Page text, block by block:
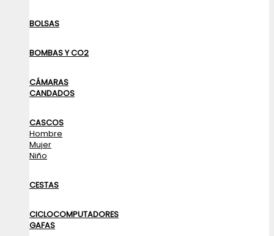
BOLSAS
BOMBAS Y CO2
CÁMARAS
CANDADOS
CASCOS
Hombre
Mujer
Niño
CESTAS
CICLOCOMPUTADORES
GAFAS